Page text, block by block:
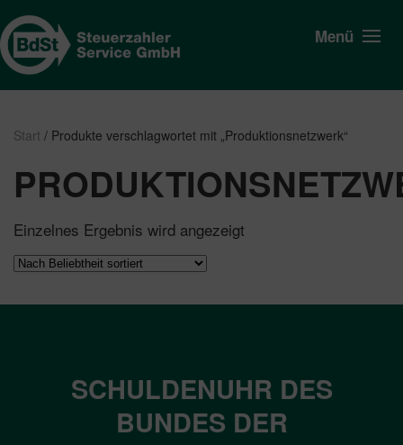
Menü
Start / Produkte verschlagwortet mit „Produktionsnetzwerk“
Einzelnes Ergebnis wird angezeigt
SCHULDENUHR DES
BUNDES DER